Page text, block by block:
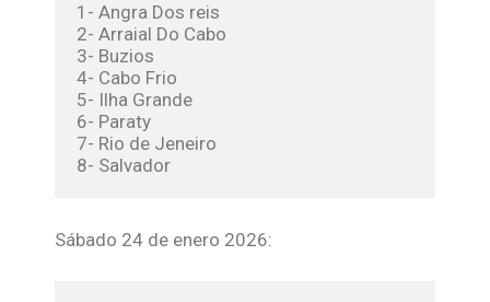
1- Angra Dos reis
2- Arraial Do Cabo
3- Buzios
4- Cabo Frio
5- Ilha Grande
6- Paraty
7- Rio de Jeneiro
8- Salvador
Sábado 24 de enero 2026: